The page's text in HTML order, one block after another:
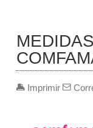
Imprimir